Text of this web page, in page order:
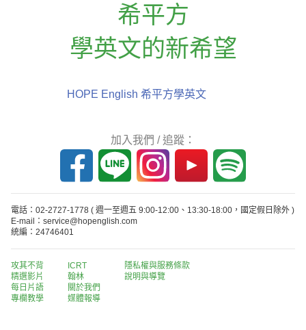
希平方
學英文的新希望
HOPE English 希平方學英文
加入我們 / 追蹤：
電話：02-2727-1778 ( 週一至週五 9:00-12:00、13:30-18:00，國定假日除外 )
E-mail：service@hopenglish.com
統編：24746401
攻其不背
精選影片
每日片語
專欄教學
ICRT
翰林
關於我們
媒體報導
隱私權與服務條款
說明與導覽